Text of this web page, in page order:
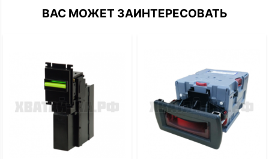
ВАС МОЖЕТ ЗАИНТЕРЕСОВАТЬ